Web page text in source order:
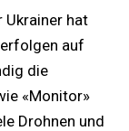
Ukrainer hat
auf
die
«Monitor»
Drohnen und